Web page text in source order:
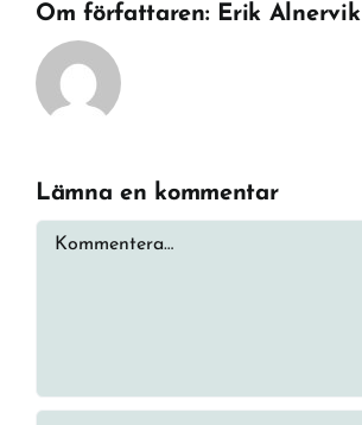
Om författaren: Erik Alnervik
Lämna en kommentar
Kommentar